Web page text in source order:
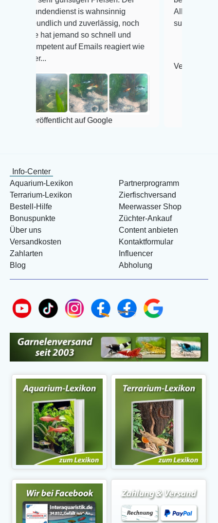
is wahnsinnig
und zuverlässig, noch
jemand so schnell und
auf Emails reagiert wie
auf Google
Alles ist quick lebendig
super Zustand. Gerne
Veröffentlicht auf
Info-Center
Aquarium-Lexikon
Terrarium-Lexikon
Bestell-Hilfe
Bonuspunkte
Über uns
Versandkosten
Zahlarten
Blog
Partnerprogramm
Zierfischversand
Meerwasser Shop
Züchter-Ankauf
Content anbieten
Kontaktformular
Influencer
Abholung